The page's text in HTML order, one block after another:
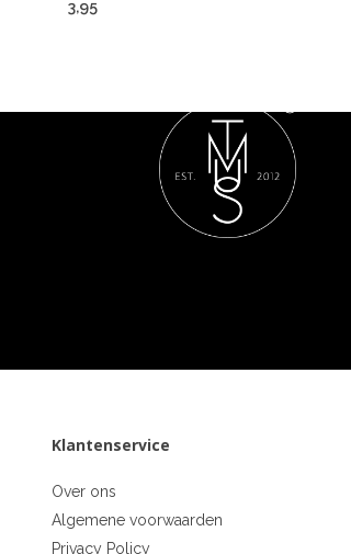
3,95
Klantenservice
Over ons
Algemene voorwaarden
Privacy Policy